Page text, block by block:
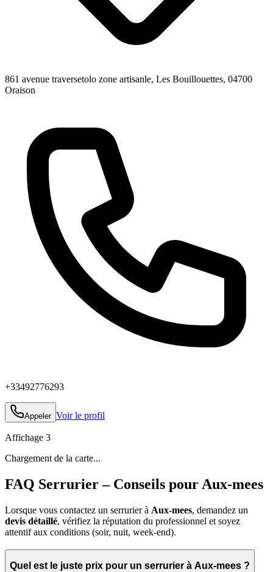
861 avenue traversetolo zone artisanle, Les Bouillouettes, 04700
Oraison
+33492776293
Appeler Voir le profil
Affichage 3
Chargement de la carte...
FAQ Serrurier – Conseils pour Aux-mees
Lorsque vous contactez un serrurier à Aux-mees, demandez un
devis détaillé, vérifiez la réputation du professionnel et soyez
attentif aux conditions (soir, nuit, week‑end).
Quel est le juste prix pour un serrurier à Aux-mees ?